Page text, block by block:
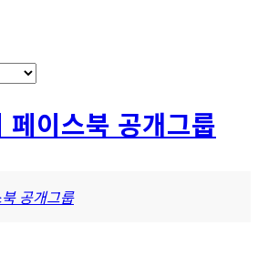
페이스북 공개그룹
공개그룹